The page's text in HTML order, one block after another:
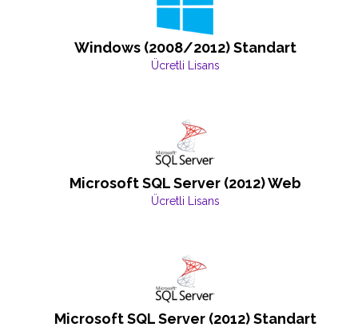
Windows (2008/2012) Standart
Ücretli Lisans
Microsoft SQL Server (2012) Web
Ücretli Lisans
Microsoft SQL Server (2012) Standart